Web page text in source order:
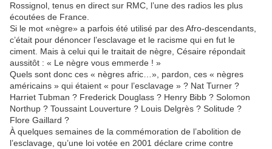
Rossignol, tenus en direct sur RMC, l’une des radios les plus
écoutées de France.
Si le mot «nègre» a parfois été utilisé par des Afro-descendants,
c’était pour dénoncer l’esclavage et le racisme qui en fut le
ciment. Mais à celui qui le traitait de nègre, Césaire répondait
aussitôt : « Le nègre vous emmerde ! »
Quels sont donc ces « nègres afric…», pardon, ces « nègres
américains » qui étaient « pour l’esclavage » ? Nat Turner ?
Harriet Tubman ? Frederick Douglass ? Henry Bibb ? Solomon
Northup ? Toussaint Louverture ? Louis Delgrès ? Solitude ?
Flore Gaillard ?
À quelques semaines de la commémoration de l’abolition de
l’esclavage, qu’une loi votée en 2001 déclare crime contre